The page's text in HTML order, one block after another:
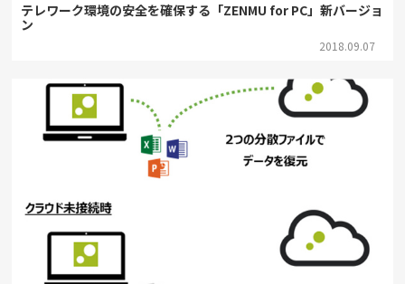
テレワーク環境の安全を確保する「ZENMU for PC」新バージョ
ン
2018.09.07